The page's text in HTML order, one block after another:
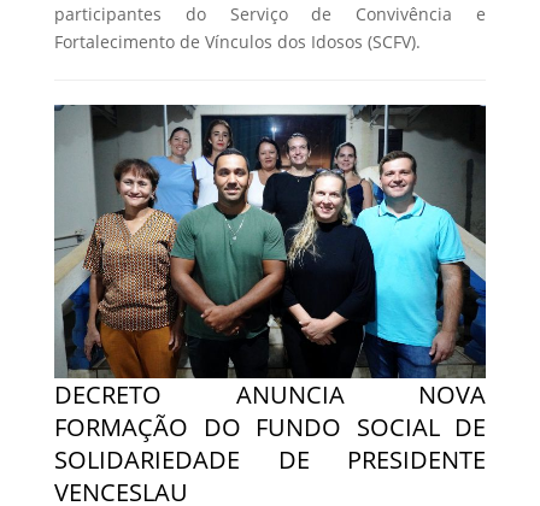
participantes do Serviço de Convivência e
Fortalecimento de Vínculos dos Idosos (SCFV).
DECRETO ANUNCIA NOVA
FORMAÇÃO DO FUNDO SOCIAL DE
SOLIDARIEDADE DE PRESIDENTE
VENCESLAU